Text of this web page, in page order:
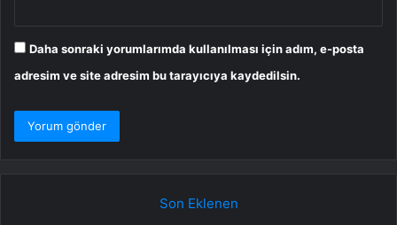
Daha sonraki yorumlarımda kullanılması için adım, e-posta
adresim ve site adresim bu tarayıcıya kaydedilsin.
Son Eklenen